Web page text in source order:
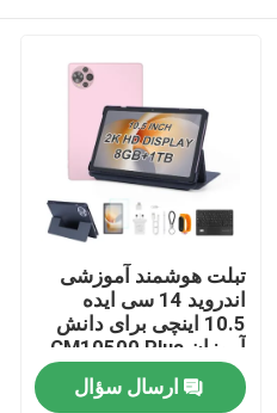
خانه
محصولات
تبلت هوشمند آموزشی
اندروید 14 سی ایده
10.5 اینچی برای دانش
آموزان CM10500 Plus
صورتی
ارسال سؤال